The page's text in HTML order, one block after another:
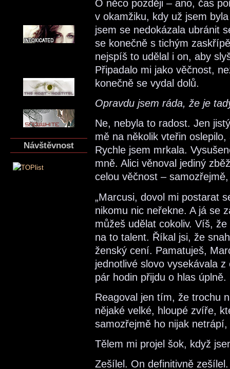
Návštěvnost
O něco později – ano, čas
v okamžiku, kdy už jsem
jsem se nedokázala ubránit
se konečně s tichým
nejspíš to udělal i on, aby
Připadalo mi jako věčnost,
konečně se vydal dolů.
Opravdu jsem ráda, že je
Ne, nebyla to radost. Jen
mě na několik vteřin
Rychle jsem mrkala.
mně. Alici věnoval jediný
celou věčnost –
„Marcusi, dovol mi postarat
nikomu nic neřekne. A já se
můžeš udělat cokoliv. Víš,
na to talent. Říkal jsi, že
ženský cení. Pamatuješ,
jednotlivé slovo vysekávala
pár hodin přijdu o hlas úplně.
Reagoval jen tím, že trochu
nějaké velké, hloupé zvíře,
samozřejmě ho nijak
Tělem mi projel šok, když
Zešílel. On definitivně